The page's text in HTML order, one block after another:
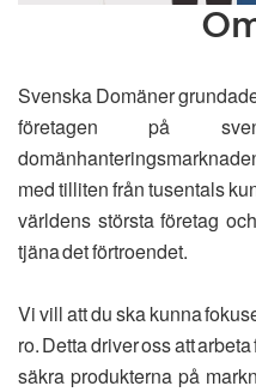
Svenska Domäner
företagen på
med tilliten från tusentals
världens största företag
tjäna det förtroendet.
Vi vill att du ska kunna
ro. Detta driver oss att
säkra produkterna på